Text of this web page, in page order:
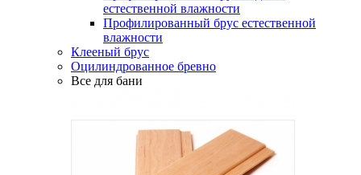
естественной влажности
Профилированный брус естественной
влажности
Клееный брус
Оцилиндрованное бревно
Все для бани